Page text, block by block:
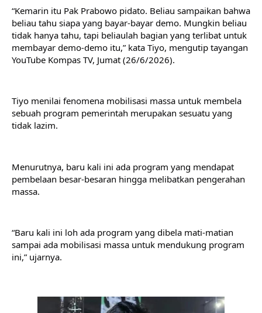
“Kemarin itu Pak Prabowo pidato. Beliau sampaikan bahwa
beliau tahu siapa yang bayar-bayar demo. Mungkin beliau
tidak hanya tahu, tapi beliaulah bagian yang terlibat untuk
membayar demo-demo itu,” kata Tiyo, mengutip tayangan
YouTube Kompas TV, Jumat (26/6/2026).
Tiyo menilai fenomena mobilisasi massa untuk membela
sebuah program pemerintah merupakan sesuatu yang
tidak lazim.
Menurutnya, baru kali ini ada program yang mendapat
pembelaan besar-besaran hingga melibatkan pengerahan
massa.
“Baru kali ini loh ada program yang dibela mati-matian
sampai ada mobilisasi massa untuk mendukung program
ini,” ujarnya.